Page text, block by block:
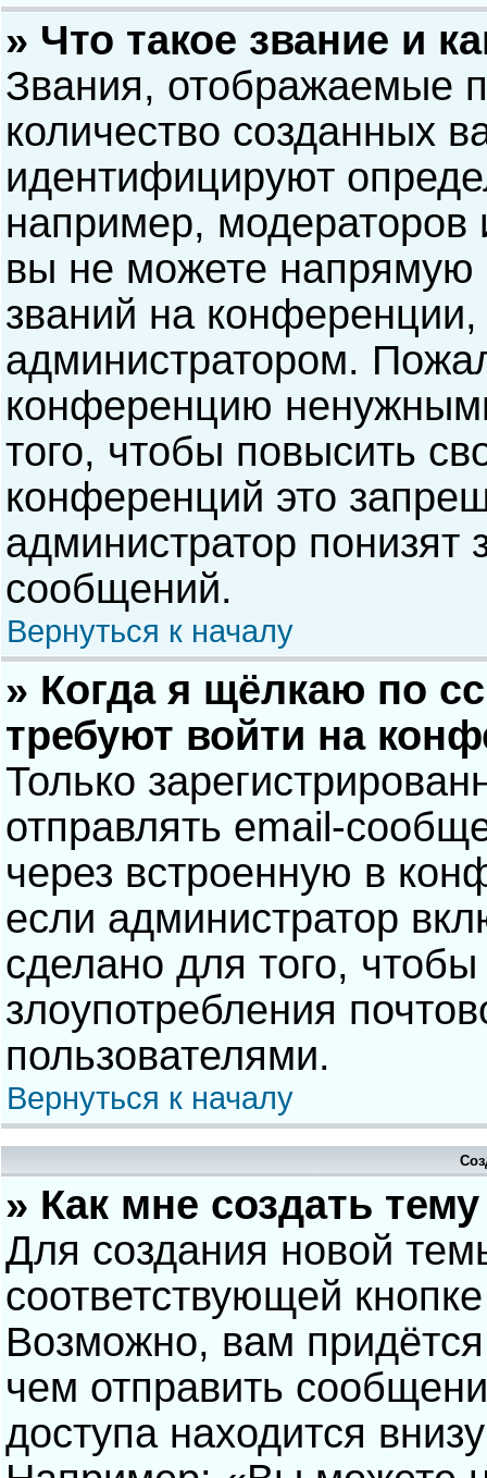
» Что такое звание и
Звания, отображаемые
количество созданных
идентифицируют
например,
вы не можете напрямую
званий на
администратором.
конференцию
того, чтобы повысить
конференций это
администратор понизят
сообщений.
Вернуться к началу
» Когда я щёлкаю по
требуют войти на
Только
отправлять email-
через встроенную в
если администратор
сделано для того, чтобы
злоупотребления
пользователями.
Вернуться к началу
» Как мне создать
Для создания новой
соответствующей
Возможно, вам
чем отправить
доступа находится